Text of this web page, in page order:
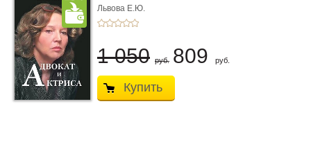
Львова Е.Ю.
1 050 руб. 809 руб.
Купить